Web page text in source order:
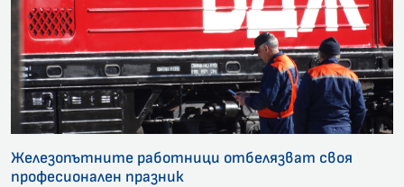
Железопътните работници отбелязват своя
професионален празник